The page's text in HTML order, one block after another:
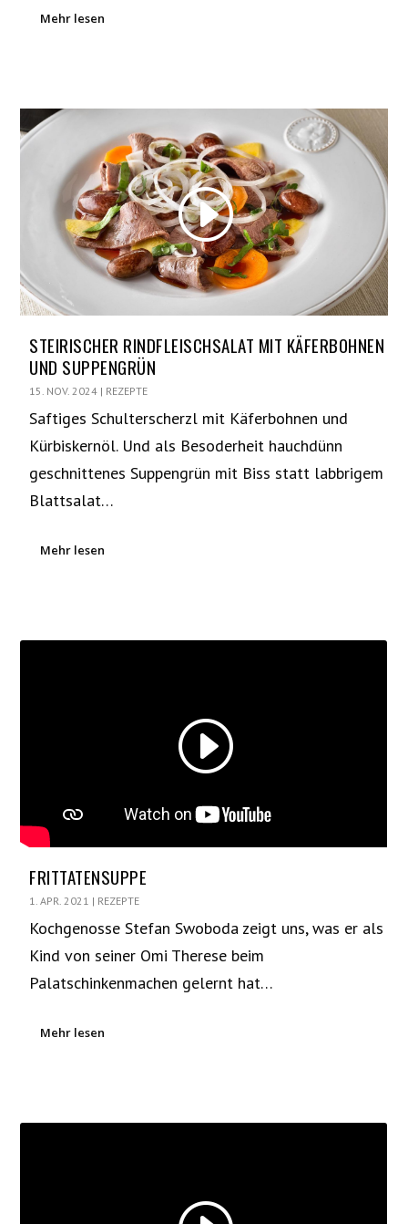
Mehr lesen
STEIRISCHER RINDFLEISCHSALAT MIT KÄFERBOHNEN
UND SUPPENGRÜN
15. NOV. 2024 | REZEPTE
Saftiges Schulterscherzl mit Käferbohnen und
Kürbiskernöl. Und als Besoderheit hauchdünn
geschnittenes Suppengrün mit Biss statt labbrigem
Blattsalat…
Mehr lesen
FRITTATENSUPPE
1. APR. 2021 | REZEPTE
Kochgenosse Stefan Swoboda zeigt uns, was er als
Kind von seiner Omi Therese beim
Palatschinkenmachen gelernt hat…
Mehr lesen